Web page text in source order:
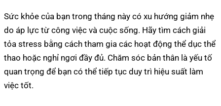
Sức khỏe của bạn trong tháng này có xu hướng giảm nhẹ
do áp lực từ công việc và cuộc sống. Hãy tìm cách giải
tỏa stress bằng cách tham gia các hoạt động thể dục thể
thao hoặc nghỉ ngơi đầy đủ. Chăm sóc bản thân là yếu tố
quan trọng để bạn có thể tiếp tục duy trì hiệu suất làm
việc tốt.